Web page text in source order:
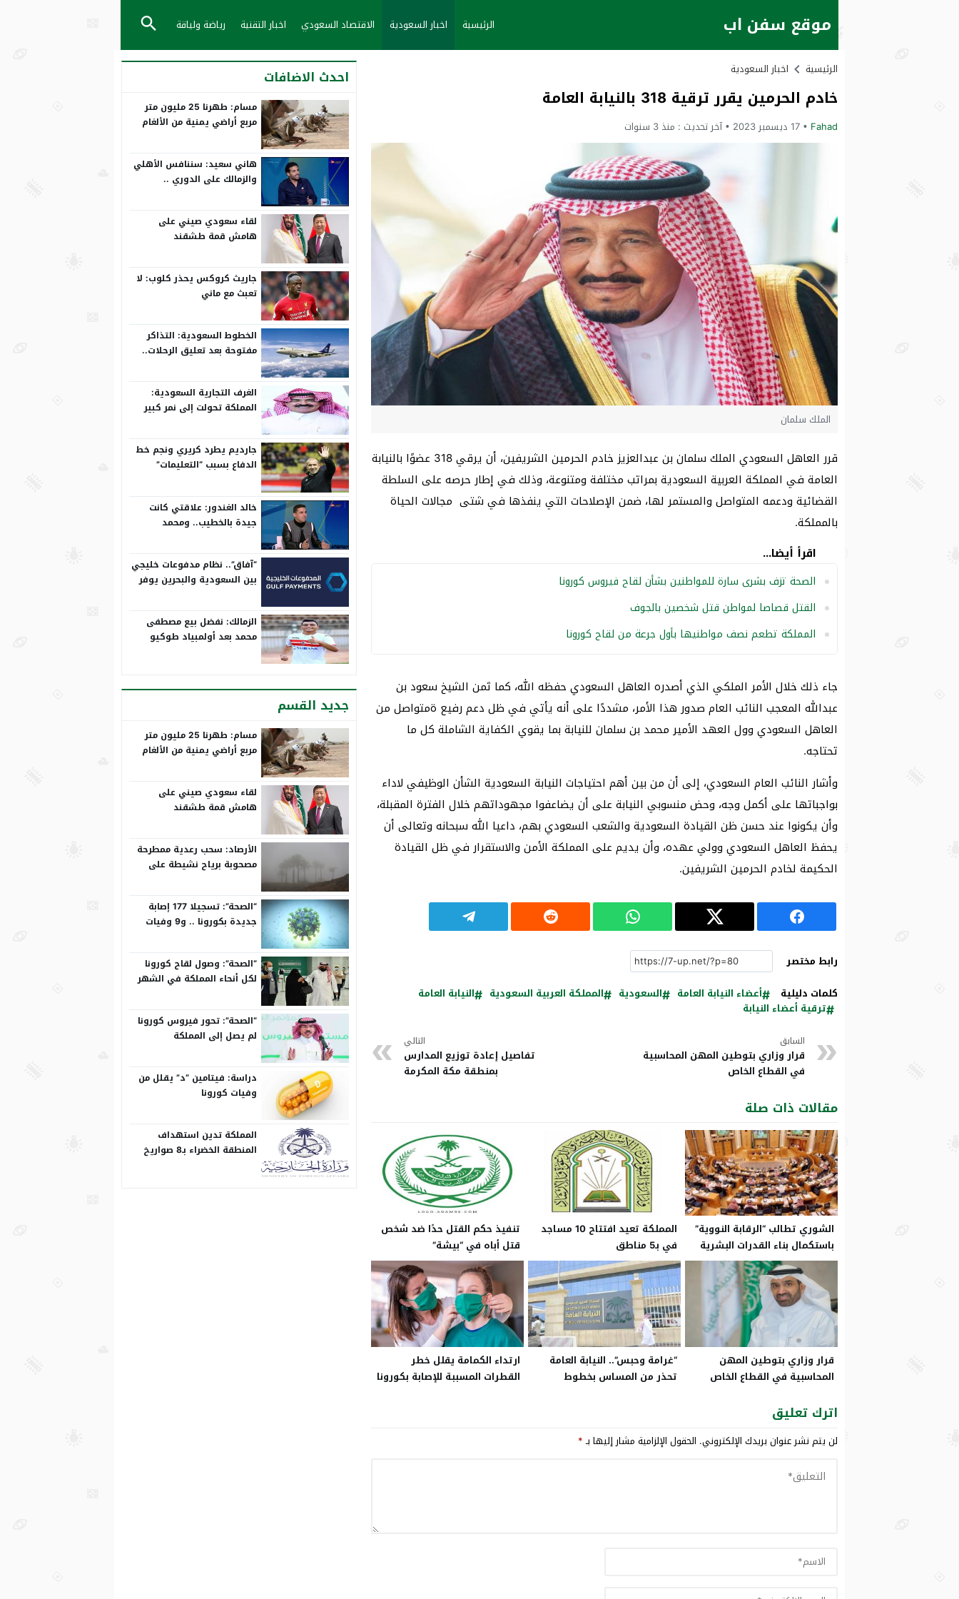
موقع سفن اب الرئيسية اخبار السعودية الاقتصاد السعودي اخبار التقنية رياضة ولياقة
الرئيسية اخبار السعودية
خادم الحرمين يقرر ترقية 318 بالنيابة العامة
Fahad 17 ديسمبر 2023 آخر تحديث : منذ 3 سنوات
الملك سلمان
قرر العاهل السعودي الملك سلمان بن عبدالعزيز خادم الحرمين الشريفين، أن يرقي 318 عضوًا بالنيابة
العامة في المملكة العربية السعودية بمراتب مختلفة ومتنوعة، وذلك في إطار حرصه على السلطة
القضائية ودعمه المتواصل والمستمر لها، ضمن الإصلاحات التي ينفذها في شتى مجالات الحياة
بالمملكة.
اقرأ أيضا...
الصحة تزف بشرى سارة للمواطنين بشأن لقاح فيروس كورونا
القتل قصاصا لمواطن قتل شخصين بالجوف
المملكة تطعم نصف مواطنيها بأول جرعة من لقاح كورونا
جاء ذلك خلال الأمر الملكي الذي أصدره العاهل السعودي حفظه الله، كما ثمن الشيخ سعود بن
عبدالله المعجب النائب العام صدور هذا الأمر، مشددًا على أنه يأتي في ظل دعم رفيع ةمتواصل من
العاهل السعودي وول العهد الأمير محمد بن سلمان للنيابة بما يقوي الكفاية الشاملة كل ما
تحتاجه.
وأشار النائب العام السعودي، إلى أن من بين أهم احتياجات النيابة السعودية الشأن الوظيفي لاداء
بواجباتها على أكمل وجه، وحض منسوبي النيابة على أن يضاعفوا مجهوداتهم خلال الفترة المقبلة،
وأن يكونوا عند حسن ظن القيادة السعودية والشعب السعودي بهم، داعيا الله سبحانه وتعالى أن
يحفظ العاهل السعودي وولي عهده، وأن يديم على المملكة الأمن والاستقرار في ظل القيادة
الحكيمة لخادم الحرمين الشريفين.
رابط مختصر
كلمات دليلية
أعضاء النيابة العامة السعودية المملكة العربية السعودية
النيابة العامة
ترقية أعضاء النيابة
السابق
قرار وزاري بتوطين المهن المحاسبية
في القطاع الخاص
التالي
تفاصيل إعادة توزيع المدارس
بمنطقة مكة المكرمة
مقالات ذات صلة
الشوري تطالب “الرقابة النووية”
باستكمال بناء القدرات البشرية
المملكة تعيد افتتاح 10 مساجد
في بـ5 مناطق
تنفيذ حكم القتل حدًا ضد شخص
قتل أباه في “بيشة”
قرار وزاري بتوطين المهن
المحاسبية في القطاع الخاص
“غرامة وحبس”.. النيابة العامة
تحذر من المساس بخطوط
ارتداء الكمامة يقلل خطر
القطرات المسببة للإصابة بكورونا
اترك تعليق
لن يتم نشر عنوان بريدك الإلكتروني. الحقول الإلزامية مشار إليها بـ*
احدث الاضافات
مسام: طهرنا 25 مليون متر
مربع أراضي يمنية من الألغام
هاني سعيد: سننافس الأهلي
والزمالك على الدوري ..
لقاء سعودي صيني على
هامش قمة طشقند
جاريث كروكس يحذر كلوب: لا
تعبث مع ماني
الخطوط السعودية: التذاكر
مفتوحة بعد تعليق الرحلات..
الغرف التجارية السعودية:
المملكة تحولت إلى نمر كبير
جارديم يطرد كريري ونجم خط
الدفاع بسبب “التعليمات”
خالد الغندور: علاقتي كانت
جيدة بالخطيب.. ومحمد
“آفاق”.. نظام مدفوعات خليجي
بين السعودية والبحرين يوفر
الزمالك: نفضل بيع مصطفى
محمد بعد أولمبياد طوكيو
جديد القسم
مسام: طهرنا 25 مليون متر
مربع أراضي يمنية من الألغام
لقاء سعودي صيني على
هامش قمة طشقند
الأرصاد: سحب رعدية ممطرحة
مصحوبة برياح نشيطة على
“الصحة”: تسجيلا 177 إصابة
جديدة بكورونا .. و9 وفيات
“الصحة”: وصول لقاح كورونا
لكل أنحاء المملكة في الشهر
“الصحة”: تحور فيروس كورونا
لم يصل إلى المملكة
دراسة: فيتامين “د” يقلل من
وفيات كورونا
المملكة تدين استهداف
المنطقة الخضراء بـ8 صواريخ